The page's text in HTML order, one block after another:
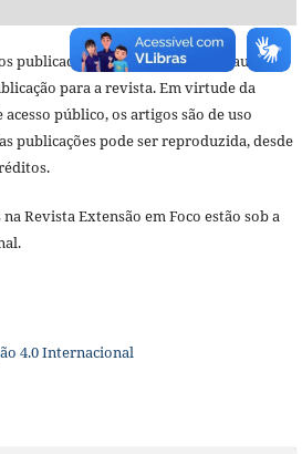
publicados nesta revista são do autor,
para a revista. Em virtude da
público, os artigos são de uso
publicações pode ser reproduzida, desde
Revista Extensão em Foco estão sob a
4.0 Internacional